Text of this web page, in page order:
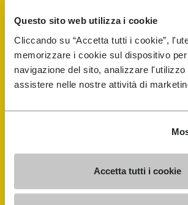
Questo sito web utilizza i cookie
Cliccando su “Accetta tutti i cookie”,
memorizzare i cookie sul dispositivo
navigazione del sito, analizzare l'utilizzo
assistere nelle nostre attività di
Accetta tutti i cookie
FiveFingers Guide
E-SHOP